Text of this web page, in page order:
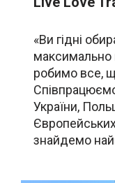
«Ви гідні
максимально
робимо все,
України,
знайдемо